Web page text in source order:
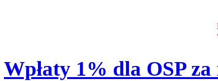
Wpłaty 1% dla OSP